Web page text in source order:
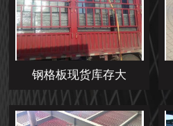
钢格板现货库存大